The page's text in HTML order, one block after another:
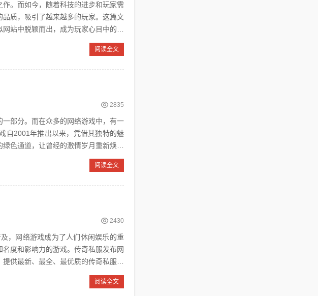
。而如今，随着科技的进步和玩家需
质，吸引了越来越多的玩家。这篇文
站中脱颖而出，成为玩家心目中的品
阅读全文
2835
部分。而在众多的网络游戏中，有一
自2001年推出以来，凭借其独特的魅
色通道，让曾经的激情岁月重新焕发
阅读全文
2430
度和影响力的游戏。传奇私服发布网
供最新、最全、最优质的传奇私服游
阅读全文